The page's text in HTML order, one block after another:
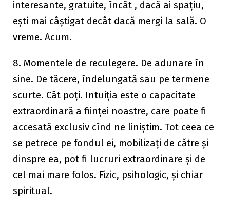
interesante, gratuite, încât , dacă ai spațiu,
ești mai câștigat decât dacă mergi la sală. O
vreme. Acum.
8. Momentele de reculegere. De adunare în
sine. De tăcere, îndelungată sau pe termene
scurte. Cât poți. Intuiția este o capacitate
extraordinară a ființei noastre, care poate fi
accesată exclusiv cînd ne liniștim. Tot ceea ce
se petrece pe fondul ei, mobilizați de către și
dinspre ea, pot fi lucruri extraordinare și de
cel mai mare folos. Fizic, psihologic, și chiar
spiritual.